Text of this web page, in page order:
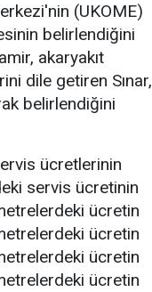
(UKOME)
belirlendiğini
akaryakıt
dile getiren Sınar,
belirlendiğini
ücretlerinin
servis ücretinin
ücretin
ücretin
ücretin
ücretin